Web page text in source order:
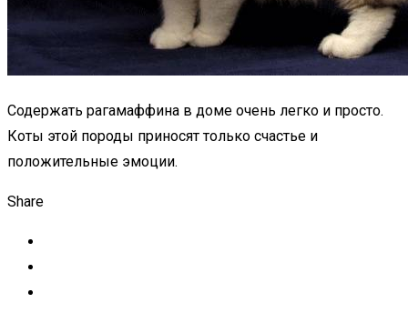
Содержать рагамаффина в доме очень легко и просто.
Коты этой породы приносят только счастье и
положительные эмоции.
Share